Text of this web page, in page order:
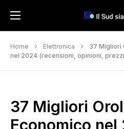
Home Elettronica
37 Migliori
nel 2024 (recensioni, opinioni,
37 Migliori
Economico nel